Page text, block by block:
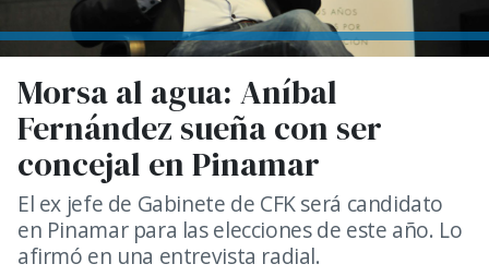
Morsa al agua: Aníbal
Fernández sueña con ser
concejal en Pinamar
El ex jefe de Gabinete de CFK será candidato
en Pinamar para las elecciones de este año. Lo
afirmó en una entrevista radial.